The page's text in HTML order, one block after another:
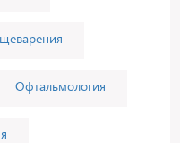
Офтальмология